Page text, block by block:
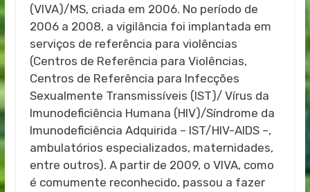
(VIVA)/MS, criada em 2006. No período de
2006 a 2008, a vigilância foi implantada em
serviços de referência para violências
(Centros de Referência para Violências,
Centros de Referência para Infecções
Sexualmente Transmissíveis (IST)/ Vírus da
Imunodeficiência Humana (HIV)/Síndrome da
Imunodeficiência Adquirida – IST/HIV-AIDS –,
ambulatórios especializados, maternidades,
entre outros). A partir de 2009, o VIVA, como
é comumente reconhecido, passou a fazer